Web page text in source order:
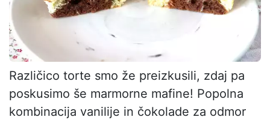
Različico torte smo že preizkusili, zdaj pa
poskusimo še marmorne mafine! Popolna
kombinacija vanilije in čokolade za odmor